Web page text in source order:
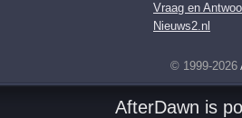
Vraag en
Nieuws2.nl
© 1999-2026
AfterDawn is